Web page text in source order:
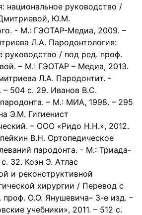
национальное руководство /
Ю.М.
- М.: ГЭОТАР-Медиа, 2009. –
Л.А. Пародонтология:
руководство / под ред. проф.
– М.: ГЭОТАР – Медиа, 2013.
Л.А. Пародонтит. -
504 с. 29. Иванов В.С.
– М.: МИА, 1998. – 295
Э.М. Гигиенист
– ООО «Ридо Н.Н.», 2012.
В.Н. Ортопедическое
пародонта. - М.: Триада-
32. Коэн Э. Атлас
и реконструктивной
хирургии / Перевод с
проф. О.О. Янушевича– 3-е изд. –
учебники», 2011. – 512 с.